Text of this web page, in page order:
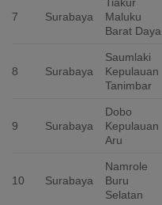
7 Surabaya
Tiakur
Maluku
Barat Daya
8 Surabaya
Saumlaki
Kepulauan
Tanimbar
9 Surabaya
Dobo
Kepulauan
Aru
10 Surabaya
Namrole
Buru
Selatan